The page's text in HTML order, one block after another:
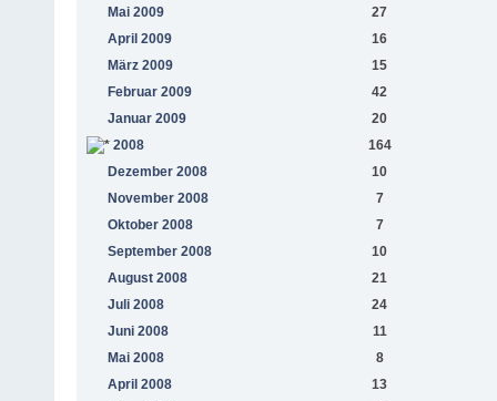
Mai 2009
27
April 2009
16
März 2009
15
Februar 2009
42
Januar 2009
20
2008
164
Dezember 2008
10
November 2008
7
Oktober 2008
7
September 2008
10
August 2008
21
Juli 2008
24
Juni 2008
11
Mai 2008
8
April 2008
13